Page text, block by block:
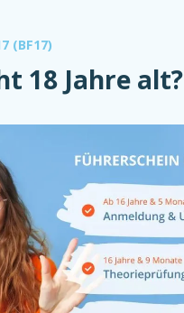
(BF17)
18 Jahre alt?